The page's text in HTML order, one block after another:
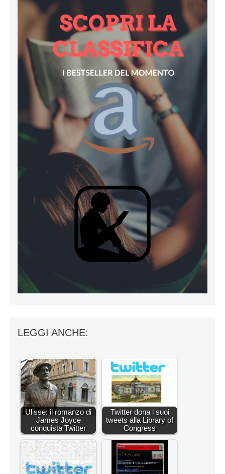
LEGGI ANCHE:
Ulisse: il romanzo di
James Joyce
conquista Twitter
Twitter dona i suoi
tweets alla Library of
Congress